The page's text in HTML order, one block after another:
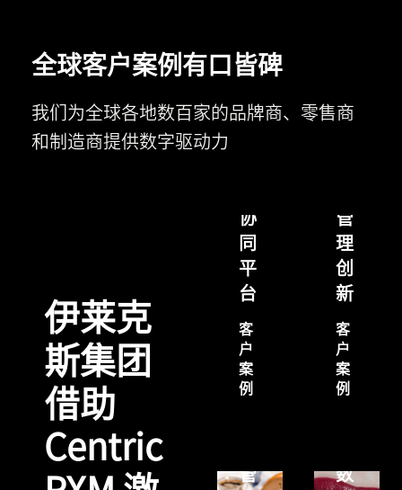
全球客户案例有口皆碑
我们为全球各地数百家的品牌商、零售商
和制造商提供数字驱动力
伊莱克
斯集团
借助
Centric
的
品
协
同
平
台
客
户
案
例
化
管
理
创
新
客
户
案
例
淀
粉
通
过
Centric
PLM
实
现
管
Centric
PLM
为
KIKO
Milano
数